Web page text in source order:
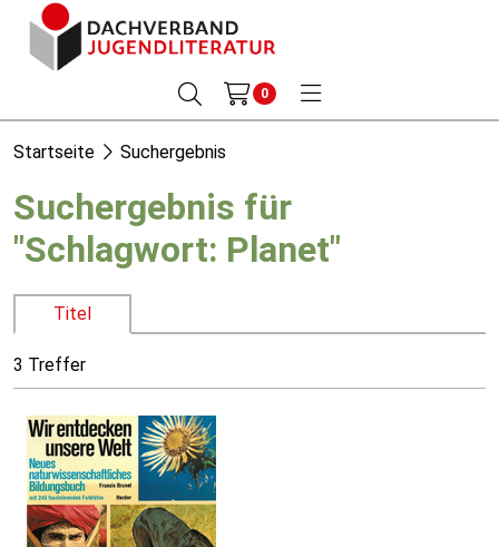
0
Startseite Suchergebnis
Suchergebnis für
"Schlagwort: Planet"
Titel
3 Treffer